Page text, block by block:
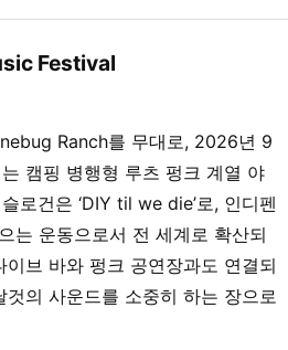
Festival
Ranch를 무대로, 2026년 9
캠핑 병행형 루츠 펑크 계열 야
로건은 ‘DIY til we die’로, 인디펜
는 운동으로서 전 세계로 확산되
브 바와 펑크 공연장과도 연결되
의 사운드를 소중히 하는 장으로